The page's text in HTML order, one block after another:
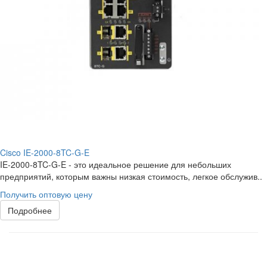
Cisco IE-2000-8TC-G-E
IE-2000-8TC-G-E - это идеальное решение для небольших
предприятий, которым важны низкая стоимость, легкое обслужив..
Получить оптовую цену
Подробнее